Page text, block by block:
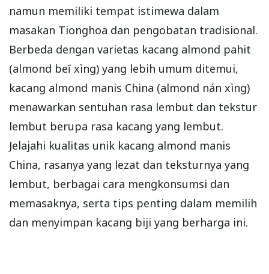
namun memiliki tempat istimewa dalam
masakan Tionghoa dan pengobatan tradisional.
Berbeda dengan varietas kacang almond pahit
(almond beĭ xìng) yang lebih umum ditemui,
kacang almond manis China (almond nán xìng)
menawarkan sentuhan rasa lembut dan tekstur
lembut berupa rasa kacang yang lembut.
Jelajahi kualitas unik kacang almond manis
China, rasanya yang lezat dan teksturnya yang
lembut, berbagai cara mengkonsumsi dan
memasaknya, serta tips penting dalam memilih
dan menyimpan kacang biji yang berharga ini.